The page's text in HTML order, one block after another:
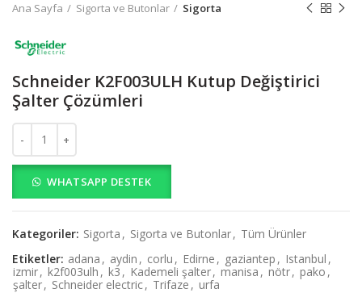
Ana Sayfa Sigorta ve Butonlar Sigorta
Schneider K2F003ULH Kutup Değiştirici
Şalter Çözümleri
Schneider K2F003ULH Kutup Değiştirici Şalter Çözümleri adet
WHATSAPP DESTEK
Kategoriler: Sigorta , Sigorta ve Butonlar, Tüm Ürünler
Etiketler: adana , aydin , corlu , Edirne , gaziantep , Istanbul ,
izmir, k2f003ulh , k3 , Kademeli şalter, manisa , nötr, pako ,
şalter, Schneider electric, Trifaze , urfa